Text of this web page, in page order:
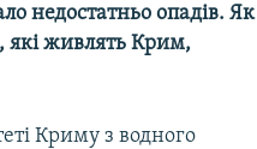
недостатньо опадів. Як
які живлять Крим,
Криму з водного